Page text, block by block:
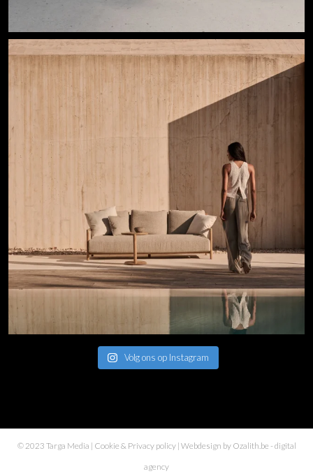
Volg ons op Instagram
© 2023 Targa Media | Cookie & Privacy policy| Webdesign by Ozalith.be - digital
agency